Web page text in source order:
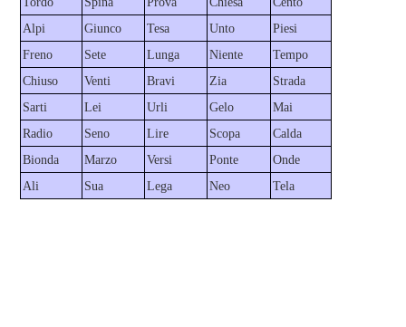
Alpi
Giunco Tesa Unto
Piesi
Freno
Sete Lunga Niente
Tempo
Chiuso
Venti Bravi Zia
Strada
Sarti
Lei Urli Gelo
Mai
Radio
Seno Lire Scopa
Calda
Bionda
Marzo Versi Ponte
Onde
Ali
Sua Lega Neo Tela